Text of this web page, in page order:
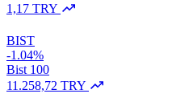
1,17 TRY
BIST
-1.04%
Bist 100
11.258,72 TRY